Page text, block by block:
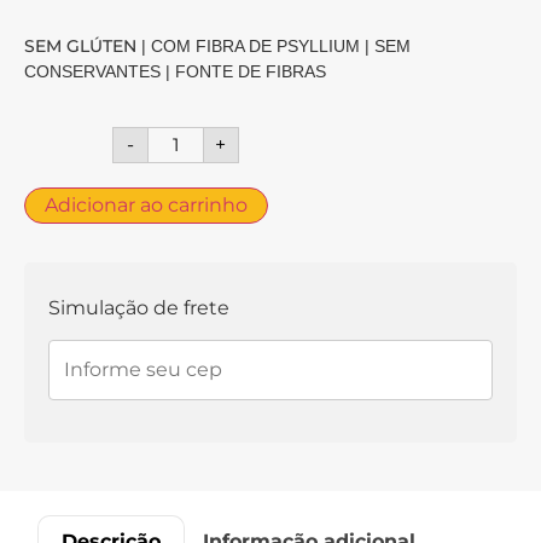
SEM GLÚTEN | COM FIBRA DE PSYLLIUM | SEM
CONSERVANTES | FONTE DE FIBRAS
- +
Adicionar ao carrinho
Simulação de frete